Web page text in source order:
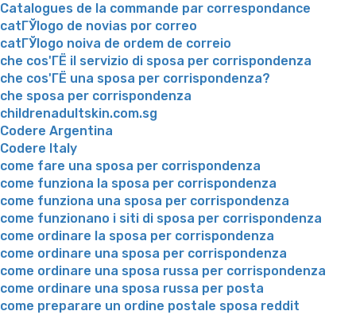
Catalogues de la commande par correspondance
catГЎlogo de novias por correo
catГЎlogo noiva de ordem de correio
che cos'ГЁ il servizio di sposa per corrispondenza
che cos'ГЁ una sposa per corrispondenza?
che sposa per corrispondenza
childrenadultskin.com.sg
Codere Argentina
Codere Italy
come fare una sposa per corrispondenza
come funziona la sposa per corrispondenza
come funziona una sposa per corrispondenza
come funzionano i siti di sposa per corrispondenza
come ordinare la sposa per corrispondenza
come ordinare una sposa per corrispondenza
come ordinare una sposa russa per corrispondenza
come ordinare una sposa russa per posta
come preparare un ordine postale sposa reddit